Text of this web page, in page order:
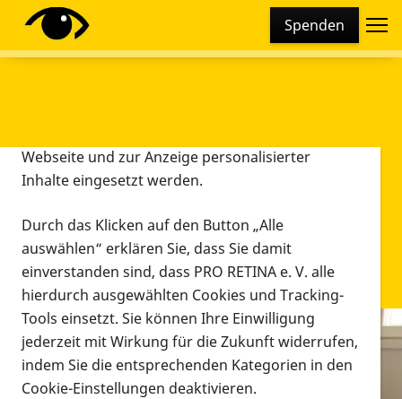
Spenden
Infomaterial
Infomaterial
Diese Webseite setzt verschiedene Cookies und
Tracking-Tools ein. Dies beinhaltet Cookies und
Webseite und zur Anzeige personalisierter
Inhalte eingesetzt werden.
Durch das Klicken auf den Button „Alle
auswählen“ erklären Sie, dass Sie damit
einverstanden sind, dass PRO RETINA e. V. alle
hierdurch ausgewählten Cookies und Tracking-
Tools einsetzt. Sie können Ihre Einwilligung
jederzeit mit Wirkung für die Zukunft widerrufen,
indem Sie die entsprechenden Kategorien in den
Cookie-Einstellungen deaktivieren.